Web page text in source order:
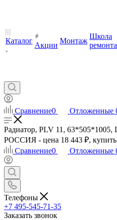
Каталог
Акции
Монтаж
Школа
ремонта
Сравнение0 Отложенные
Радиатор, PLV 11, 63*505*1005,
РОССИЯ - цена 18 443 ₽,
Сравнение0 Отложенные
Телефоны
+7 495-545-71-35
Заказать звонок